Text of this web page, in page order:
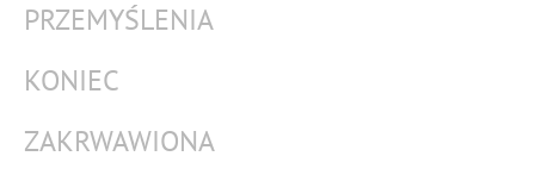
PRZEMYŚLENIA
KONIEC
ZAKRWAWIONA